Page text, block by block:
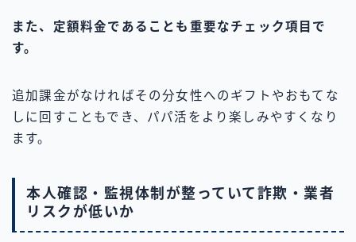
また、定額料金であることも重要なチェック項目で
す。
追加課金がなければその分女性へのギフトやおもてな
しに回すこともでき、パパ活をより楽しみやすくなり
ます。
本人確認・監視体制が整っていて詐欺・業者
リスクが低いか